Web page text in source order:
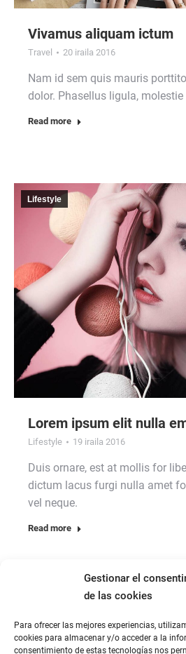
Gestionar el
de las cookies
Para ofrecer las mejores experiencias,
cookies para almacenar y/o acceder a la
consentimiento de estas tecnologías nos
Vivamus aliquam ictum
Travel 20 iraila 2016
Nam id sem quis mauris
dolor. Phasellus ligula,
Read more
Lifestyle
Lorem ipsum elit nulla
Lifestyle 19 iraila 2016
Duis ornare, est at mollis for
dictum lacus furgi nulla amet
vel neque.
Read more